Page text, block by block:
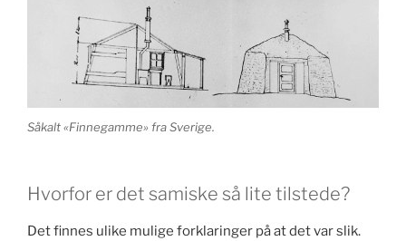
Såkalt «Finnegamme» fra Sverige.
Hvorfor er det samiske så lite tilstede?
Det finnes ulike mulige forklaringer på at det var slik.